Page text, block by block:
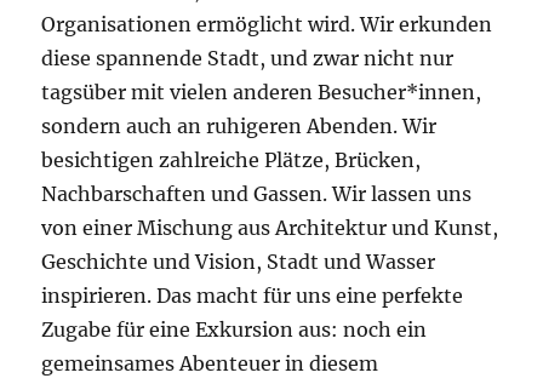
Organisationen ermöglicht wird. Wir erkunden
diese spannende Stadt, und zwar nicht nur
tagsüber mit vielen anderen Besucher*innen,
sondern auch an ruhigeren Abenden. Wir
besichtigen zahlreiche Plätze, Brücken,
Nachbarschaften und Gassen. Wir lassen uns
von einer Mischung aus Architektur und Kunst,
Geschichte und Vision, Stadt und Wasser
inspirieren. Das macht für uns eine perfekte
Zugabe für eine Exkursion aus: noch ein
gemeinsames Abenteuer in diesem